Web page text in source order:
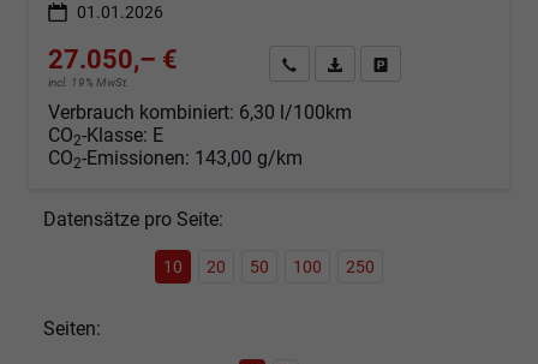
01.01.2026
27.050,– €
incl. 19% MwSt.
Angebot anfordern
Fahrzeugexpose (PDF)
Verbrauch kombiniert: 6,30 l/100km
CO2-Klasse: E
CO2-Emissionen: 143,00 g/km
Datensätze pro Seite:
10 20 50 100 250
Seiten: